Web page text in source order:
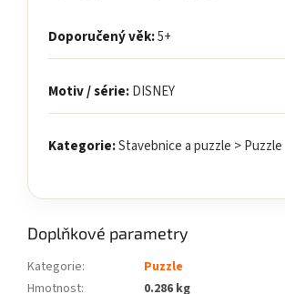
Doporučený věk:5+
Motiv / série:DISNEY
Kategorie:Stavebnice a puzzle > Puzzle
Doplňkové parametry
Kategorie:
Puzzle
Hmotnost:
0.286 kg